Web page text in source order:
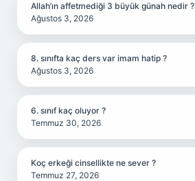
Allah’ın affetmediği 3 büyük günah nedir ?
Ağustos 3, 2026
8. sınıfta kaç ders var imam hatip ?
Ağustos 3, 2026
6. sınıf kaç oluyor ?
Temmuz 30, 2026
Koç erkeği cinsellikte ne sever ?
Temmuz 27, 2026